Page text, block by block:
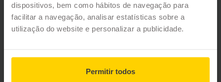
dispositivos, bem como hábitos de navegação para
facilitar a navegação, analisar estatísticas sobre a
utilização do website e personalizar a publicidade.
Permitir todos
embebe melhor! "
Você repara em problemas quando